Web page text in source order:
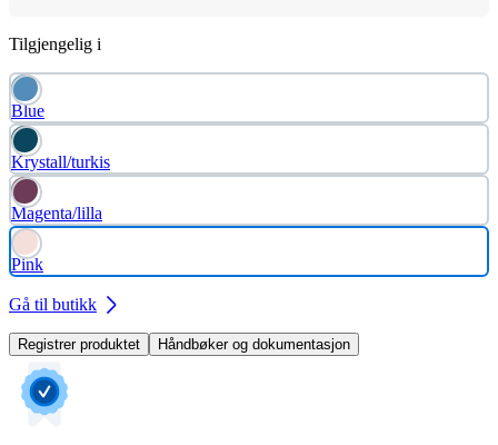
Tilgjengelig i
Blue
Krystall/turkis
Magenta/lilla
Pink
Gå til butikk
Registrer produktet Håndbøker og dokumentasjon